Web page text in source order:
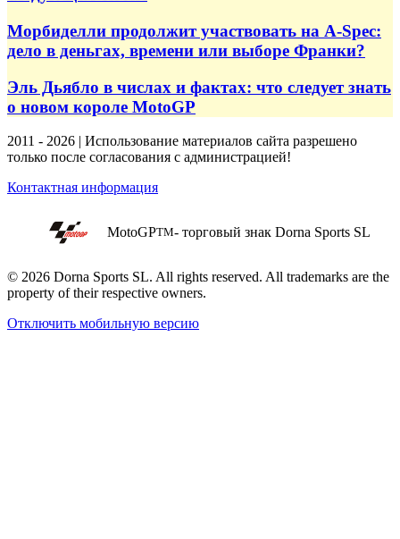
Морбиделли продолжит участвовать на A-Spec:
дело в деньгах, времени или выборе Франки?
Эль Дьябло в числах и фактах: что следует знать
о новом короле MotoGP
2011 - 2026 | Использование материалов сайта разрешено
только после согласования с администрацией!
Контактная информация
MotoGPTM- торговый знак Dorna Sports SL
© 2026 Dorna Sports SL. All rights reserved. All trademarks are the
property of their respective owners.
Отключить мобильную версию